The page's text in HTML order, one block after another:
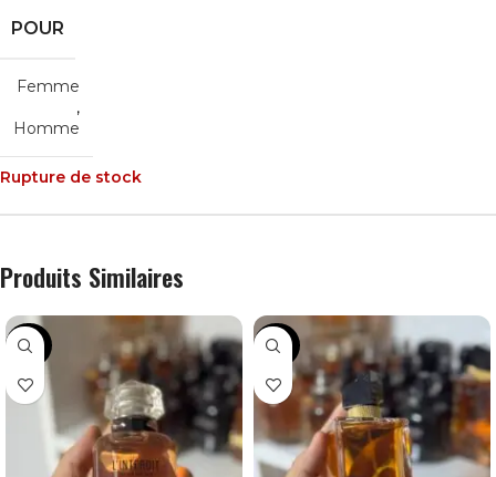
POUR
Femme
,
Homme
Rupture de stock
Produits Similaires
-24% -44%